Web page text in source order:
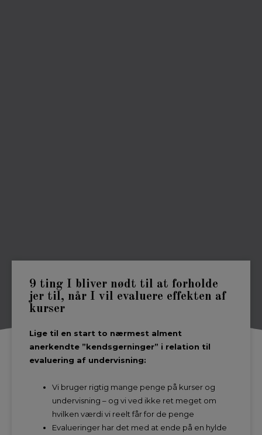
9 ting I bliver nødt til at forholde
jer til, når I vil evaluere effekten af
kurser
Lige til en start to nærmest alment
anerkendte ”kendsgerninger” i relation til
evaluering af undervisning:
Vi bruger rigtig mange penge på kurser og
undervisning – og vi ved ikke ret meget om
hvilken værdi vi reelt får for de penge
Evalueringer har det med at ende på en hylde